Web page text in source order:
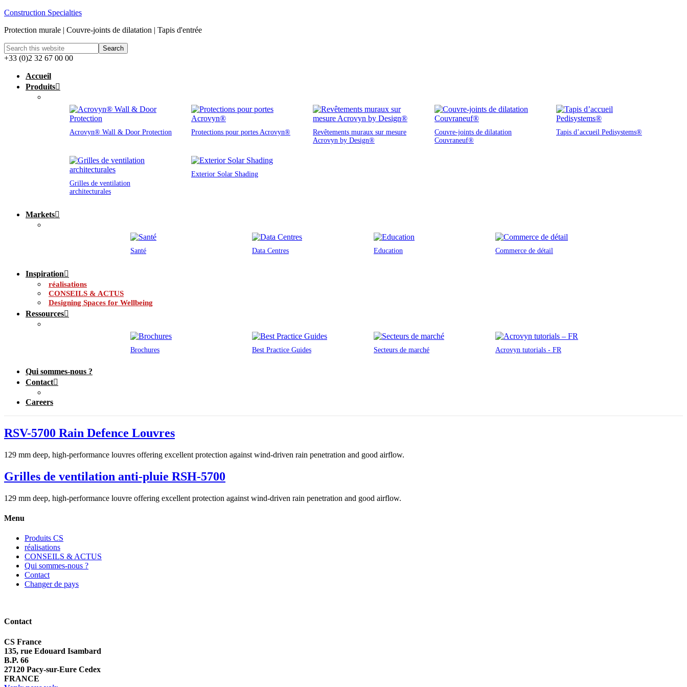
Construction Specialties
Protection murale | Couvre-joints de dilatation | Tapis d'entrée
+33 (0)2 32 67 00 00
Accueil
Produits
Acrovyn® Wall & Door Protection Protections pour portes Acrovyn®
Revêtements muraux sur mesure
Acrovyn by Design®
Couvre-joints de dilatation
Couvraneuf®
Tapis d’accueil Pedisystems®
Grilles de ventilation
architecturales
Exterior Solar Shading
Markets
Santé Data Centres Education Commerce de détail
Inspiration
réalisations
CONSEILS & ACTUS
Designing Spaces for Wellbeing
Ressources
Brochures Best Practice Guides Secteurs de marché Acrovyn tutorials - FR
Qui sommes-nous ?
Contact
Careers
RSV-5700 Rain Defence Louvres
129 mm deep, high-performance louvres offering excellent protection against wind-driven rain penetration and good airflow.
Grilles de ventilation anti-pluie RSH-5700
129 mm deep, high-performance louvre offering excellent protection against wind-driven rain penetration and good airflow.
Menu
Produits CS
réalisations
CONSEILS & ACTUS
Qui sommes-nous ?
Contact
Changer de pays
Contact
CS France
135, rue Edouard Isambard
B.P. 66
27120 Pacy-sur-Eure Cedex
FRANCE